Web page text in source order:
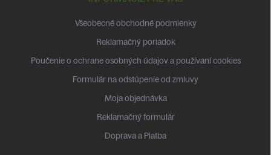
Všeobecné obchodné podmienky
Reklamačný poriadok
Poučenie o ochrane osobných údajov a používaní cookies
Formulár na odstúpenie od zmluvy
Moja objednávka
Reklamačný formulár
Doprava a Platba